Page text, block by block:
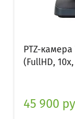
PTZ-
(FullHD,
45 900